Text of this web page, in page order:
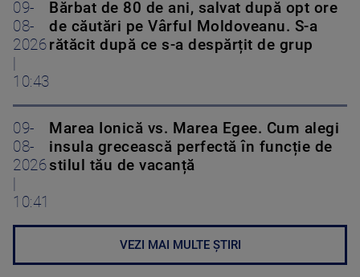
09-
08-
2026
|
10:43
Bărbat de 80 de ani, salvat după opt ore
de căutări pe Vârful Moldoveanu. S-a
rătăcit după ce s-a despărțit de grup
09-
08-
2026
|
10:41
Marea Ionică vs. Marea Egee. Cum alegi
insula grecească perfectă în funcție de
stilul tău de vacanță
VEZI MAI MULTE ȘTIRI